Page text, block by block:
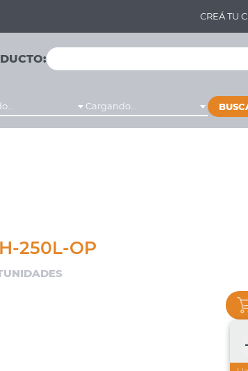
CREÁ TU
Cargando...
250L-OP